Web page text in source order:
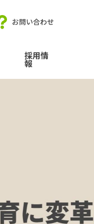
お問い合わせ
採用情
報